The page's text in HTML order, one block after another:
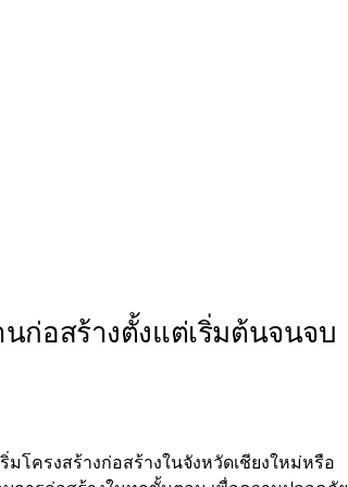
ก่อสร้างตั้งแต่เริ่มต้นจนจบ
โครงสร้างก่อสร้างในจังหวัดเชียงใหม่หรือ